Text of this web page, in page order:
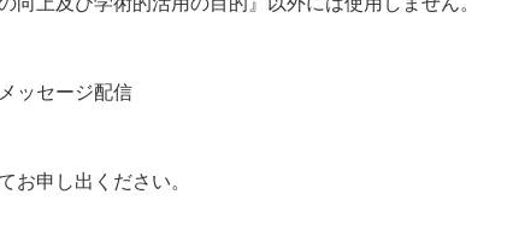
ッセージ配信
お申し出ください。